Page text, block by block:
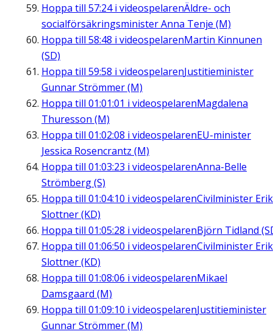
Hoppa till 57:24i videospelarenÄldre- och
socialförsäkringsminister Anna Tenje (M)
Hoppa till 58:48 i videospelarenMartin Kinnunen
(SD)
Hoppa till 59:58 i videospelarenJustitieminister
Gunnar Strömmer (M)
Hoppa till 01:01:01 i videospelarenMagdalena
Thuresson (M)
Hoppa till 01:02:08 i videospelarenEU-minister
Jessica Rosencrantz (M)
Hoppa till 01:03:23 i videospelarenAnna-Belle
Strömberg (S)
Hoppa till 01:04:10 i videospelarenCivilminister Erik
Slottner (KD)
Hoppa till 01:05:28 i videospelarenBjörn Tidland
Hoppa till 01:06:50 i videospelarenCivilminister Erik
Slottner (KD)
Hoppa till 01:08:06 i videospelarenMikael
Damsgaard (M)
Hoppa till 01:09:10 i videospelarenJustitieminister
Gunnar Strömmer (M)